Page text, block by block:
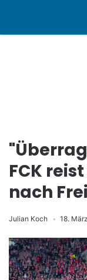
FCK
nach
Julian Koch 18.